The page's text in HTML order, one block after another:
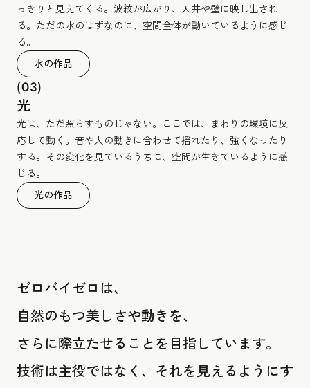
っきりと見えてくる。波紋が広がり、天井や壁に映し出され
る。ただの水のはずなのに、空間全体が動いているように感じ
る。
水の作品
(03)
光
光は、ただ照らすものじゃない。ここでは、まわりの環境に反
応して動く。音や人の動きに合わせて揺れたり、強くなったり
する。その変化を見ているうちに、空間が生きているように感
じる。
光の作品
ゼロバイゼロは、
自然のもつ美しさや動きを、
さらに際立たせることを目指しています。
技術は主役ではなく、それを見えるようにす